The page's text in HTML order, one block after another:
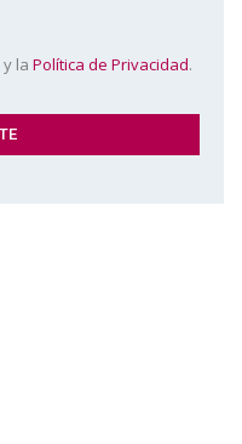
y la Política de Privacidad.